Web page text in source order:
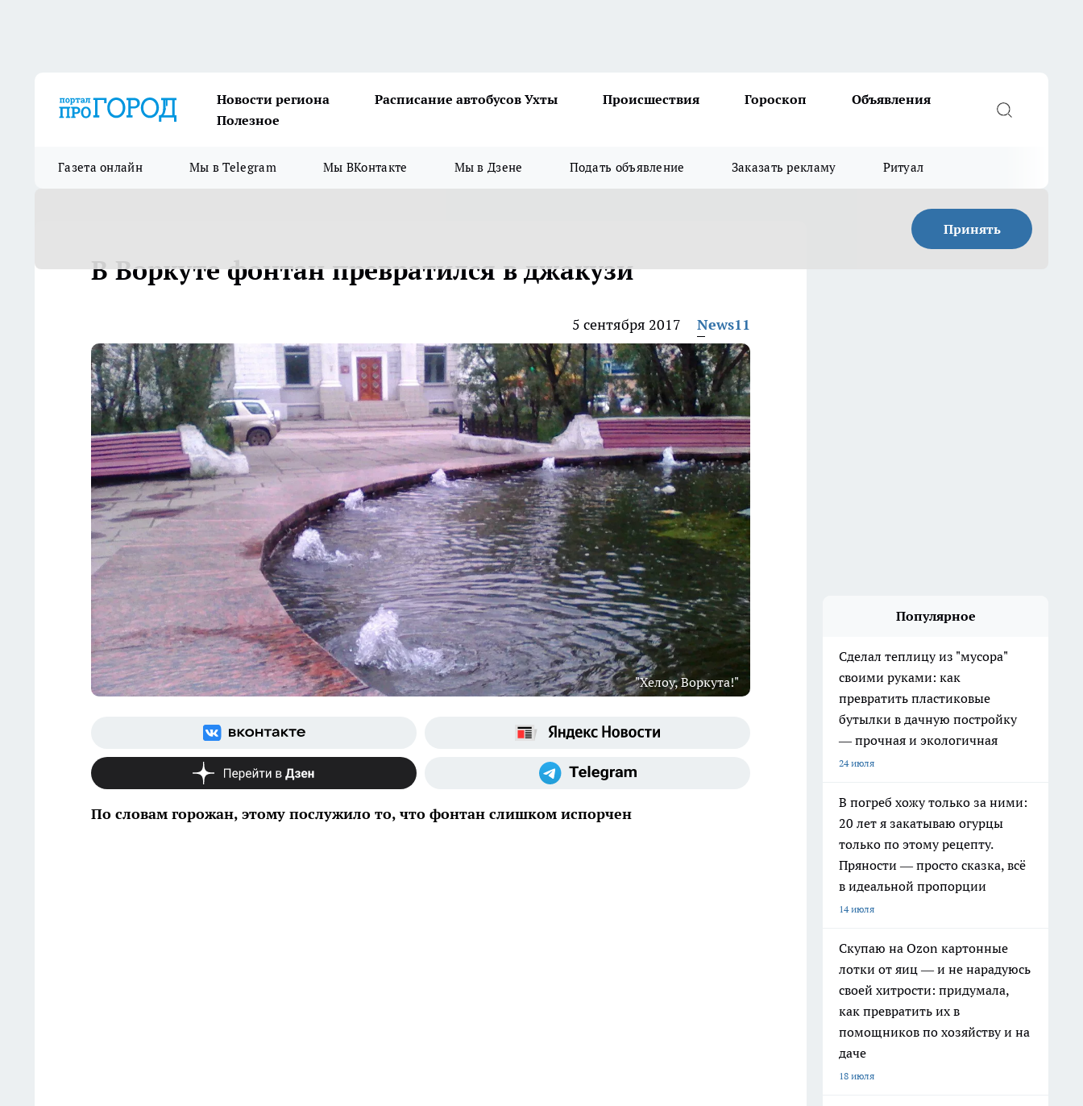
Новости региона Расписание автобусов Ухты Происшествия Гороскоп
Объявления
Полезное
Газета онлайн Мы в Telegram Мы ВКонтакте Мы в Дзене Подать объявление Заказать рекламу Ритуал
Принять
В Воркуте фонтан превратился в джакузи
5 сентября 2017 News11
"Хелоу, Воркута!"
По словам горожан, этому послужило то, что фонтан слишком испорчен
Популярное
Сделал теплицу из "мусора"
своими руками: как
превратить пластиковые
бутылки в дачную постройку
— прочная и экологичная
24 июля
В погреб хожу только за ними:
20 лет я закатываю огурцы
только по этому рецепту.
Пряности — просто сказка, всё
в идеальной пропорции
14 июля
Скупаю на Ozon картонные
лотки от яиц — и не нарадуюсь
своей хитрости: придумала,
как превратить их в
помощников по хозяйству и на
даче
18 июля